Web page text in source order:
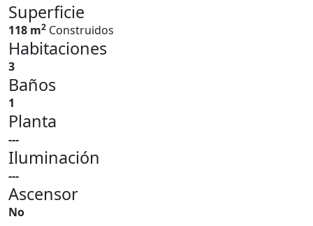
Superficie
118 m2 Construidos
Habitaciones
3
Baños
1
Planta
---
Iluminación
---
Ascensor
No